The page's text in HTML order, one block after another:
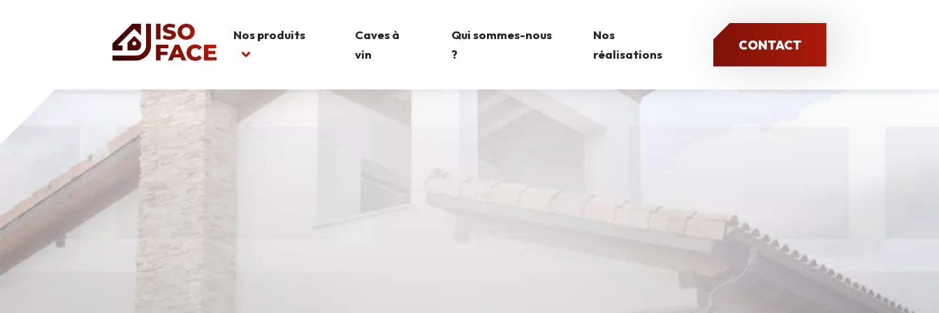
Nos produits
Caves à
vin
Qui sommes-nous
?
Nos
réalisations
CONTACT